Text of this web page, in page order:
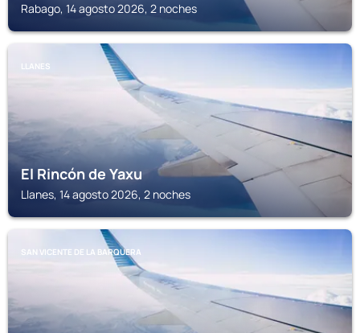
Rabago, 14 agosto 2026, 2 noches
LLANES
El Rincón de Yaxu
Llanes, 14 agosto 2026, 2 noches
SAN VICENTE DE LA BARQUERA